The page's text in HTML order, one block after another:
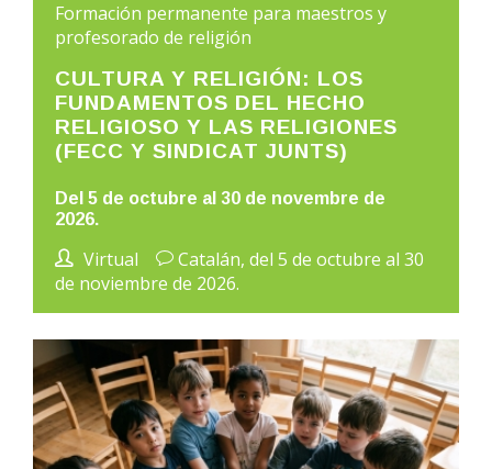
Formación permanente para maestros y
profesorado de religión
CULTURA Y RELIGIÓN: LOS
FUNDAMENTOS DEL HECHO
RELIGIOSO Y LAS RELIGIONES
(FECC Y SINDICAT JUNTS)
Del 5 de octubre al 30 de novembre de
2026.
Virtual
Catalán, del 5 de octubre al 30
de noviembre de 2026.